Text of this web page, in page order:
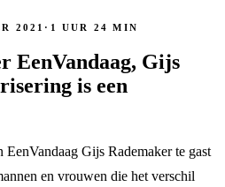
2021 · 1 UUR 24 MIN
EenVandaag, Gijs
is een
Gijs Rademaker te gast
en vrouwen die het verschil